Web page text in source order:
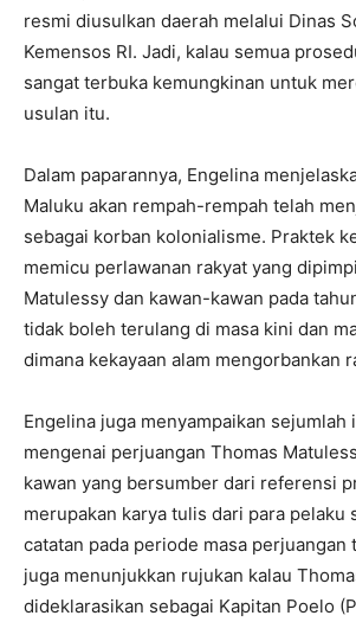
resmi diusulkan daerah melalui Dinas
Kemensos RI. Jadi, kalau semua
sangat terbuka kemungkinan untuk
usulan itu.
Dalam paparannya, Engelina
Maluku akan rempah-rempah telah
sebagai korban kolonialisme. Praktek
memicu perlawanan rakyat yang
Matulessy dan kawan-kawan pada
tidak boleh terulang di masa kini dan
dimana kekayaan alam mengorbankan
Engelina juga menyampaikan sejumlah
mengenai perjuangan Thomas
kawan yang bersumber dari referensi
merupakan karya tulis dari para pelaku
catatan pada periode masa perjuangan
juga menunjukkan rujukan kalau
dideklarasikan sebagai Kapitan Poelo